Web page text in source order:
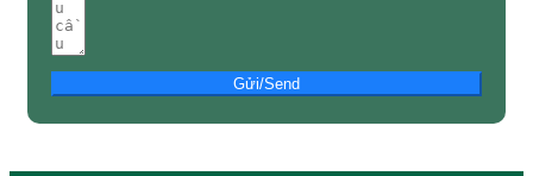
Gửi/Send